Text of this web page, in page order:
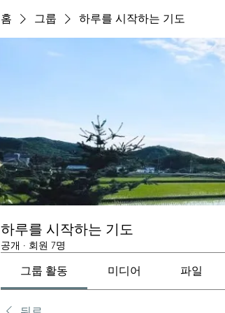
홈 그룹 하루를 시작하는 기도
하루를 시작하는 기도
공개 · 회원 7명
그룹 활동 미디어 파일